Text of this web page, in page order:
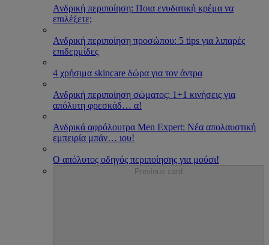
Ανδρική περιποίηση: Ποια ενυδατική κρέμα να
επιλέξετε;
Ανδρική περιποίηση προσώπου: 5 tips για λιπαρές
επιδερμίδες
4 χρήσιμα skincare δώρα για τον άντρα
Ανδρική περιποίηση σώματος: 1+1 κινήσεις για
απόλυτη φρεσκάδ… α!
Ανδρικά αφρόλουτρα Men Expert: Νέα απολαυστική
εμπειρία μπάν… ιου!
Ο απόλυτος οδηγός περιποίησης για μούσι!
Previous card